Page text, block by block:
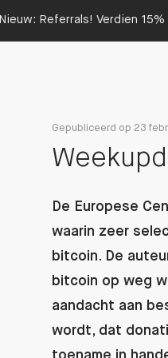
Nieuw: Referrals! Verdien
Gepubliceerd op 23
De Europese
waarin zeer
bitcoin. De
bitcoin op weg
aandacht aan
wordt, dat